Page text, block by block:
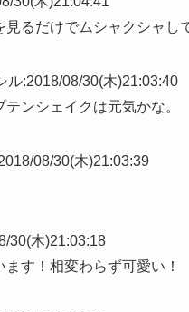
るだけでムシャクシャし
ル:2018/08/30(木)21:03:40
ンシェイクは元気かな。
08/30(木)21:03:39
30(木)21:03:18
す！相変わらず可愛い！